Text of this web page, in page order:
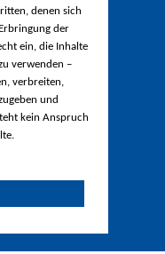
denen sich
der
ein, die Inhalte
verwenden –
verbreiten,
und
kein Anspruch